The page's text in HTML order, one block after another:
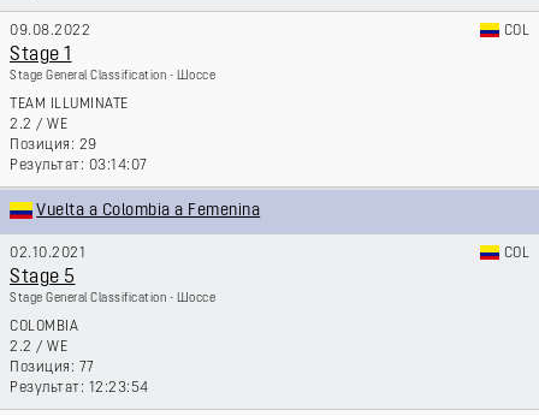
09.08.2022 COL
Stage 1
Stage General Classification - Шоссе
TEAM ILLUMINATE
2.2 / WE
29
03:14:07
Vuelta a Colombia a Femenina
02.10.2021 COL
Stage 5
Stage General Classification - Шоссе
COLOMBIA
2.2 / WE
77
12:23:54